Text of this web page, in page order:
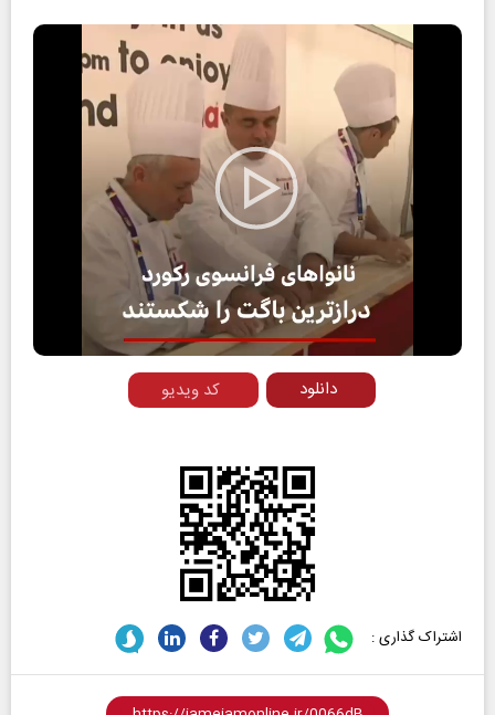
Play
Video
کد ویدیو دانلود
اشتراک گذاری :